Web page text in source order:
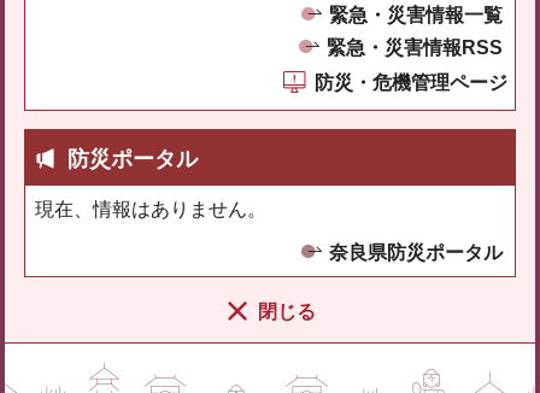
緊急・災害情報一覧
緊急・災害情報RSS
防災・危機管理ページ
防災ポータル
現在、情報はありません。
奈良県防災ポータル
閉じる